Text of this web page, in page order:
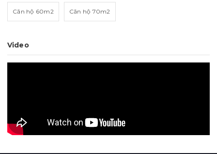
Căn hộ 60m2 Căn hộ 70m2
Video